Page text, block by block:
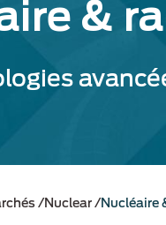
&
Nuclear Nucléaire